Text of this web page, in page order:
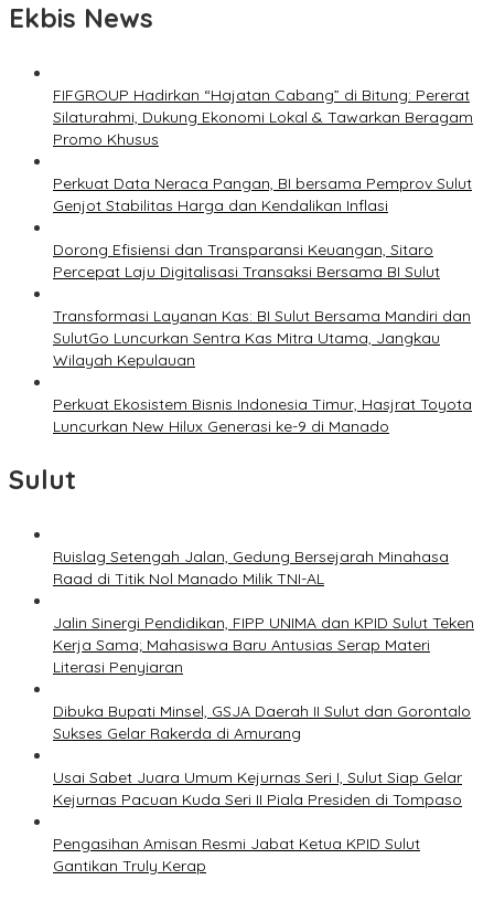
Ekbis News
FIFGROUP Hadirkan “Hajatan Cabang” di Bitung: Pererat
Silaturahmi, Dukung Ekonomi Lokal & Tawarkan Beragam
Promo Khusus
Perkuat Data Neraca Pangan, BI bersama Pemprov Sulut
Genjot Stabilitas Harga dan Kendalikan Inflasi
Dorong Efisiensi dan Transparansi Keuangan, Sitaro
Percepat Laju Digitalisasi Transaksi Bersama BI Sulut
Transformasi Layanan Kas: BI Sulut Bersama Mandiri dan
SulutGo Luncurkan Sentra Kas Mitra Utama, Jangkau
Wilayah Kepulauan
Perkuat Ekosistem Bisnis Indonesia Timur, Hasjrat Toyota
Luncurkan New Hilux Generasi ke-9 di Manado
Sulut
Ruislag Setengah Jalan, Gedung Bersejarah Minahasa
Raad di Titik Nol Manado Milik TNI-AL
Jalin Sinergi Pendidikan, FIPP UNIMA dan KPID Sulut Teken
Kerja Sama; Mahasiswa Baru Antusias Serap Materi
Literasi Penyiaran
Dibuka Bupati Minsel, GSJA Daerah II Sulut dan Gorontalo
Sukses Gelar Rakerda di Amurang
Usai Sabet Juara Umum Kejurnas Seri I, Sulut Siap Gelar
Kejurnas Pacuan Kuda Seri II Piala Presiden di Tompaso
Pengasihan Amisan Resmi Jabat Ketua KPID Sulut
Gantikan Truly Kerap